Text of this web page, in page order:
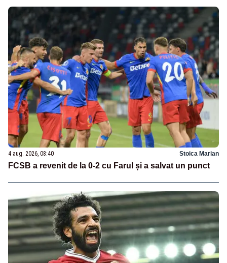
4 aug. 2026, 08:40 Stoica Marian
FCSB a revenit de la 0-2 cu Farul și a salvat un punct